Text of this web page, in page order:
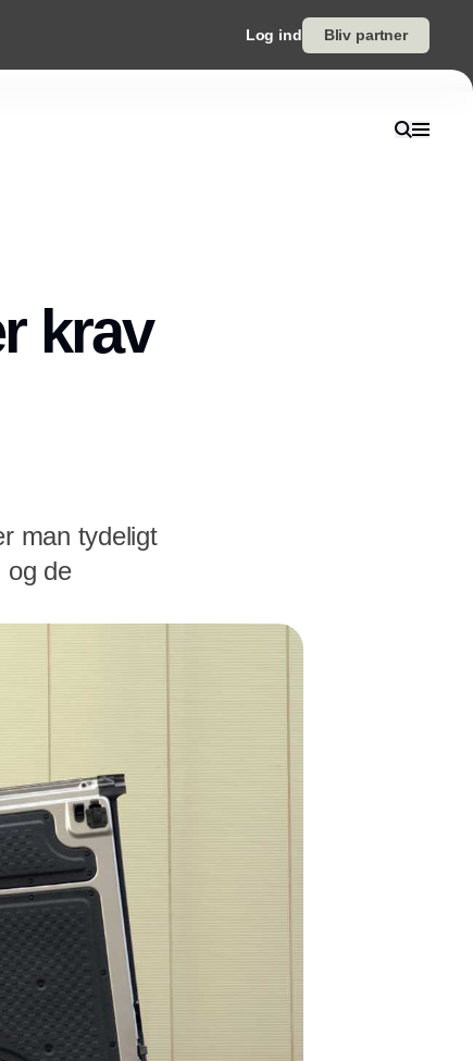
Log ind Bliv partner
krav
man tydeligt
og de